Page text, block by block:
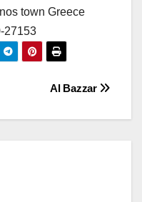
town Greece
27153
Al Bazzar